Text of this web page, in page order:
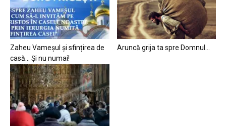
Zaheu Vameșul și sfințirea de
casă… Și nu numai!
Aruncă grija ta spre Domnul…